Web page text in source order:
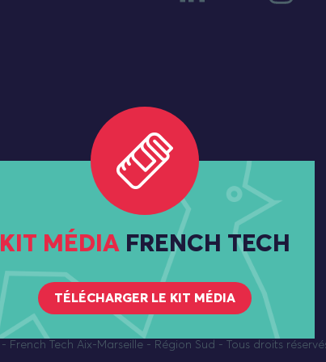
KIT MÉDIA FRENCH TECH
TÉLÉCHARGER LE KIT MÉDIA
- French Tech Aix-Marseille - Région Sud - Tous droits